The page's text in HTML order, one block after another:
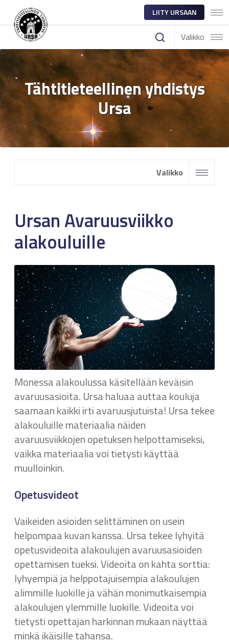
LIITY URSAAN
Valikko
Tähtitieteellinen yhdistys
Ursa
Valikko
Ursan Avaruusviikko
alakouluille
Monessa alakoulussa käsitellään keväisin
avaruusasioita. Ursa haluaa auttaa kouluja
saamaan kaikki irti avaruusjutuista! Ursa tekee
alakouluille materiaalia näiden
avaruusviikkojen opetuksen helpottamiseksi,
vaikka materiaalia voi tietysti käyttää
muulloinkin.
Opetusvideot
Vaikeiden asioiden selittäminen on usein
helpompaa kuvan kanssa. Ursa tekee lyhyitä
opetusvideoita alakoulujen avaruusasioiden
opettamisen tueksi. Videoita on kahta sorttia:
lyhyempiä ja helppotajuisempia alakoulujen
alimmille luokille ja vähän monimutkaisempia
alakoulujen ylemmille luokille. Videoita voi
tietysti opettajan harkinnan mukaan näyttää
minkä ikäisille tahansa.